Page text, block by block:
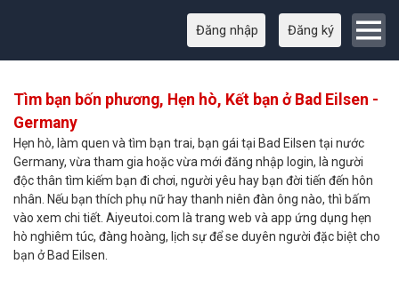
Đăng nhập Đăng ký
Tìm bạn bốn phương, Hẹn hò, Kết bạn ở Bad Eilsen -
Germany
Hẹn hò, làm quen và tìm bạn trai, bạn gái tại Bad Eilsen tại nước
Germany, vừa tham gia hoặc vừa mới đăng nhập login, là người
độc thân tìm kiếm bạn đi chơi, người yêu hay bạn đời tiến đến hôn
nhân. Nếu bạn thích phụ nữ hay thanh niên đàn ông nào, thì bấm
vào xem chi tiết. Aiyeutoi.com là trang web và app ứng dụng hẹn
hò nghiêm túc, đàng hoàng, lịch sự để se duyên người đặc biệt cho
bạn ở Bad Eilsen.